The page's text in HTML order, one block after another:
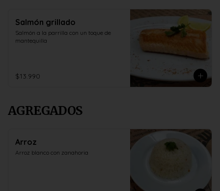
Salmón grillado
Salmón a la parrilla con un toque de
mantequilla
$13.990
AGREGADOS
Arroz
Arroz blanco con zanahoria